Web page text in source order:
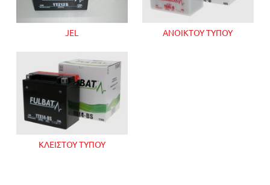
JEL ΑΝΟΙΚΤΟΥ ΤΥΠΟΥ
ΚΛΕΙΣΤΟΥ ΤΥΠΟΥ